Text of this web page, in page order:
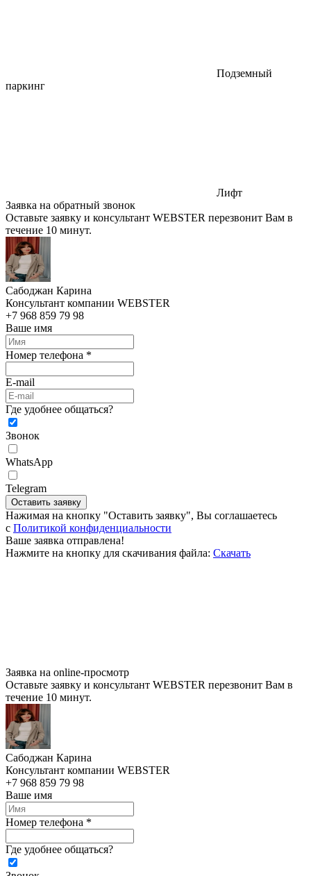
Подземный
паркинг
Лифт
Заявка на обратный звонок
Оставьте заявку и консультант WEBSTER перезвонит Вам в
течение 10 минут.
Сабоджан Карина
Консультант компании WEBSTER
+7 968 859 79 98
Ваше имя
Номер телефона *
E-mail
Где удобнее общаться?
Звонок
WhatsApp
Telegram
Оставить заявку
Нажимая на кнопку "Оставить заявку", Вы соглашаетесь
c Политикой конфиденциальности
Ваше заявка отправлена!
Нажмите на кнопку для скачивания файла: Скачать
Заявка на online-просмотр
Оставьте заявку и консультант WEBSTER перезвонит Вам в
течение 10 минут.
Сабоджан Карина
Консультант компании WEBSTER
+7 968 859 79 98
Ваше имя
Номер телефона *
Где удобнее общаться?